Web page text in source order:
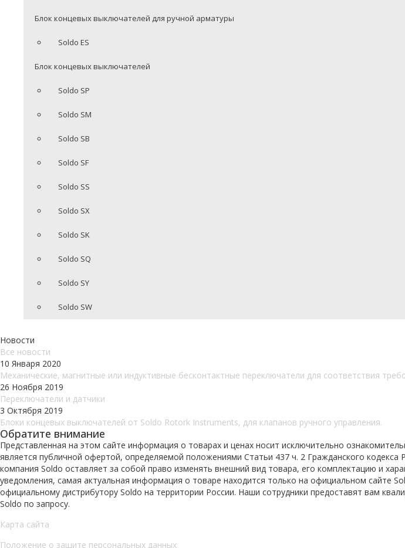
Блок концевых выключателей для ручной арматуры
Soldo ES
Блок концевых выключателей
Soldo SP
Soldo SM
Soldo SB
Soldo SF
Soldo SS
Soldo SX
Soldo SK
Soldo SQ
Soldo SY
Soldo SW
Новости
Все новости
10 Января 2020
Механические, магнитные или индуктивные бесконтактные переключатели для соответствия
26 Ноября 2019
Переключатели и датчики
3 Октября 2019
Блоки концевых выключателей от Soldo Rotork Instruments, для клапанов ручного управления.
Обратите внимание
Представленная на этом сайте информация о товарах и ценах носит исключительно
является публичной офертой, определяемой положениями Статьи 437 ч. 2 Гражданского кодекса
компания Soldo оставляет за собой право изменять внешний вид товара, его комплектацию и
уведомления, самая актуальная информация о товаре находится только на официальном сайте
официальному дистрибутору Soldo на территории России. Наши сотрудники предоставят вам
Soldo по запросу.
Карта сайта
Положение о защите персональных данных